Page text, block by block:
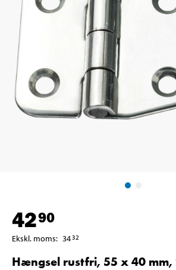
4290
Ekskl. moms: 3432
Hængsel rustfri, 55 x 40 mm,